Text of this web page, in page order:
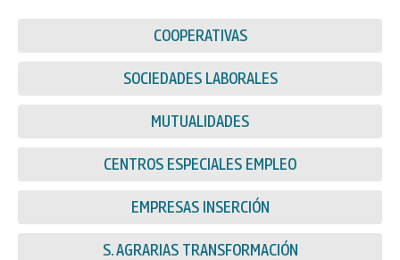
COOPERATIVAS
SOCIEDADES LABORALES
MUTUALIDADES
CENTROS ESPECIALES EMPLEO
EMPRESAS INSERCIÓN
S. AGRARIAS TRANSFORMACIÓN